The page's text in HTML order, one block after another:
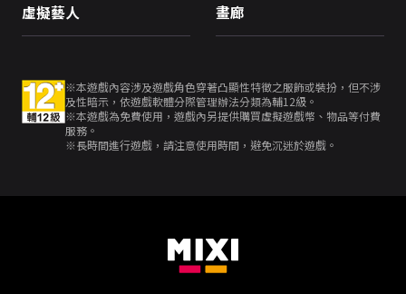
虛擬藝人 畫廊
※本遊戲內容涉及遊戲角色穿著凸顯性特徵之服飾或裝扮，但不涉
及性暗示，依遊戲軟體分際管理辦法分類為輔12級。
※本遊戲為免費使用，遊戲內另提供購買虛擬遊戲幣、物品等付費
服務。
※長時間進行遊戲，請注意使用時間，避免沉迷於遊戲。